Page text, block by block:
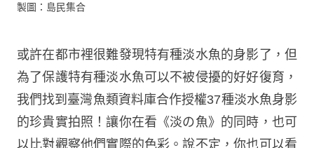
製圖：島民集合
或許在都市裡很難發現特有種淡水魚的身影了，但
為了保護特有種淡水魚可以不被侵擾的好好復育，
我們找到臺灣魚類資料庫合作授權37種淡水魚身影
的珍貴實拍照！讓你在看《淡の魚》的同時，也可
以比對觀察他們實際的色彩。說不定，你也可以看